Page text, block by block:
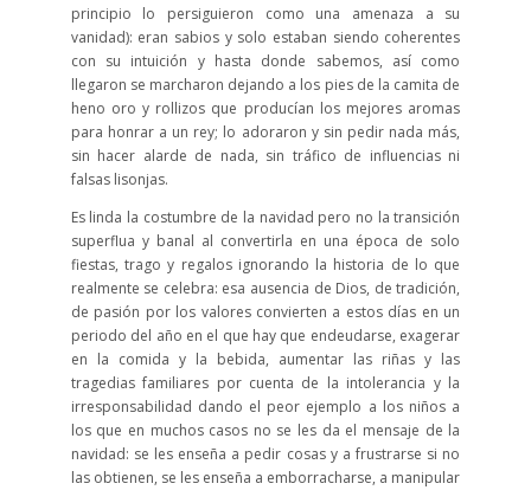
principio lo persiguieron como una amenaza a su
vanidad): eran sabios y solo estaban siendo coherentes
con su intuición y hasta donde sabemos, así como
llegaron se marcharon dejando a los pies de la camita de
heno oro y rollizos que producían los mejores aromas
para honrar a un rey; lo adoraron y sin pedir nada más,
sin hacer alarde de nada, sin tráfico de influencias ni
falsas lisonjas.
Es linda la costumbre de la navidad pero no la transición
superflua y banal al convertirla en una época de solo
fiestas, trago y regalos ignorando la historia de lo que
realmente se celebra: esa ausencia de Dios, de tradición,
de pasión por los valores convierten a estos días en un
periodo del año en el que hay que endeudarse, exagerar
en la comida y la bebida, aumentar las riñas y las
tragedias familiares por cuenta de la intolerancia y la
irresponsabilidad dando el peor ejemplo a los niños a
los que en muchos casos no se les da el mensaje de la
navidad: se les enseña a pedir cosas y a frustrarse si no
las obtienen, se les enseña a emborracharse, a manipular